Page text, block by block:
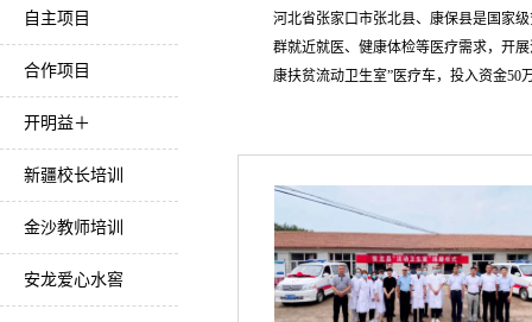
自主项目
合作项目
开明益＋
新疆校长培训
金沙教师培训
安龙爱心水窖
河北省张家口市张北县、康保县是国家
群就近就医、健康体检等医疗需求，开
康扶贫流动卫生室”医疗车，投入资金50